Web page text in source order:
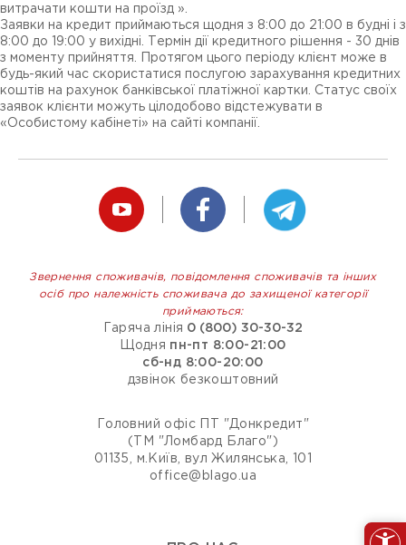
витрачати кошти на проїзд ».
Заявки на кредит приймаються щодня з 8:00 до 21:00 в будні і з
8:00 до 19:00 у вихідні. Термін дії кредитного рішення - 30 днів
з моменту прийняття. Протягом цього періоду клієнт може в
будь-який час скористатися послугою зарахування кредитних
коштів на рахунок банківської платіжної картки. Статус своїх
заявок клієнти можуть цілодобово відстежувати в
«Особистому кабінеті» на сайті компанії.
Звернення споживачів, повідомлення споживачів та інших
осіб про належність споживача до захищеної категорії
приймаються:
Гаряча лінія 0 (800) 30-30-32
Щодня пн-пт 8:00-21:00
сб-нд 8:00-20:00
дзвінок безкоштовний
Головний офіс ПТ "Донкредит"
(ТМ "Ломбард Благо")
01135, м.Київ, вул Жилянська, 101
office@blago.ua